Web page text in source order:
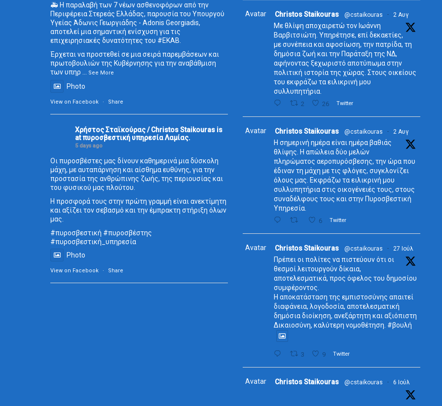
🚑 Η παραλαβή των 7 νέων ασθενοφόρων από την
Περιφέρεια Στερεάς Ελλάδας, παρουσία του Υπουργού
Υγείας Άδωνις Γεωργιάδης - Adonis Georgiadis,
αποτελεί μια σημαντική ενίσχυση για τις
επιχειρησιακές δυνατότητες του #ΕΚΑΒ
Έρχεται να προστεθεί σε μια σειρά παρεμβάσεων και
πρωτοβουλιών της Κυβέρνησης για την αναβάθμιση
των υπηρ
See More
Photo
View on Facebook · Share
Χρήστος Σταϊκούρας / Christos Staikouras is
at πυροσβεστική υπηρεσία Λαμίας.
5 days ago
Οι πυροσβέστες μας δίνουν καθημερινά μια δύσκολη
μάχη, με αυταπάρνηση και αίσθημα ευθύνης, για την
προστασία της ανθρώπινης ζωής, της περιουσίας και
του φυσικού μας πλούτου.
Η προσφορά τους στην πρώτη γραμμή είναι ανεκτίμητη
και αξίζει τον σεβασμό και την έμπρακτη στήριξη όλων
μας.
#πυροσβεστική #πυροσβέστης
#πυροσβεστική_ υπηρεσία
Photo
View on Facebook · Share
Avatar Christos Staikouras @cstaikouras · 2 Αυγ
Με θλίψη αποχαιρετώ τον Ιωάννη
Βαρβιτσιώτη. Υπηρέτησε, επί δεκαετίες,
με συνέπεια και αφοσίωση, την πατρίδα, τη
δημόσια ζωή και την Παράταξη της ΝΔ,
αφήνοντας ξεχωριστό αποτύπωμα στην
πολιτική ιστορία της χώρας. Στους οικείους
του εκφράζω τα ειλικρινή μου
συλλυπητήρια.
2 26 Twitter
Avatar Christos Staikouras @cstaikouras · 2 Αυγ
Η σημερινή ημέρα είναι ημέρα βαθιάς
θλίψης. Η απώλεια δύο μελών
πληρώματος αεροπυρόσβεσης, την ώρα που
έδιναν τη μάχη με τις φλόγες, συγκλονίζει
όλους μας. Εκφράζω τα ειλικρινή μου
συλλυπητήρια στις οικογένειές τους, στους
συναδέλφους τους και στην Πυροσβεστική
Υπηρεσία.
6 Twitter
Avatar Christos Staikouras @cstaikouras · 27 Ιούλ
Πρέπει οι πολίτες να πιστεύουν ότι οι
θεσμοί λειτουργούν δίκαια,
αποτελεσματικά, προς όφελος του δημοσίου
συμφέροντος.
Η αποκατάσταση της εμπιστοσύνης απαιτεί
διαφάνεια, λογοδοσία, αποτελεσματική
δημόσια διοίκηση, ανεξάρτητη και αξιόπιστη
Δικαιοσύνη, καλύτερη νομοθέτηση. #βουλή
3 9 Twitter
Avatar Christos Staikouras @cstaikouras · 6 Ιούλ